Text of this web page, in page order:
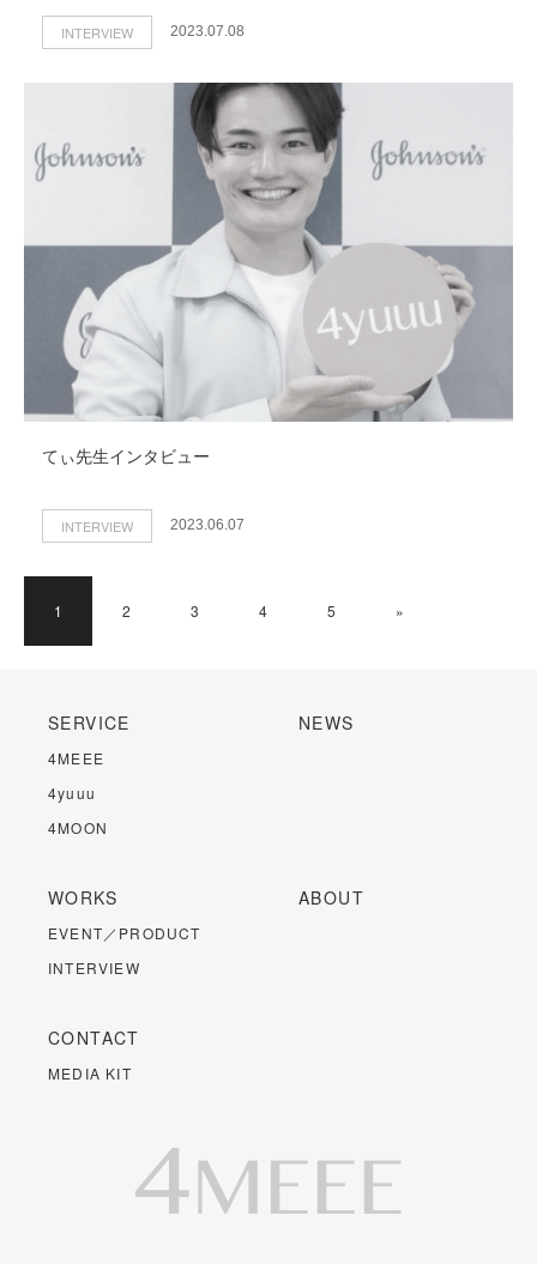
INTERVIEW 2023.07.08
てぃ先生インタビュー
INTERVIEW 2023.06.07
1 2 3 4 5 »
SERVICE
4MEEE
4yuuu
4MOON
NEWS
WORKS
EVENT／PRODUCT
INTERVIEW
ABOUT
CONTACT
MEDIA KIT